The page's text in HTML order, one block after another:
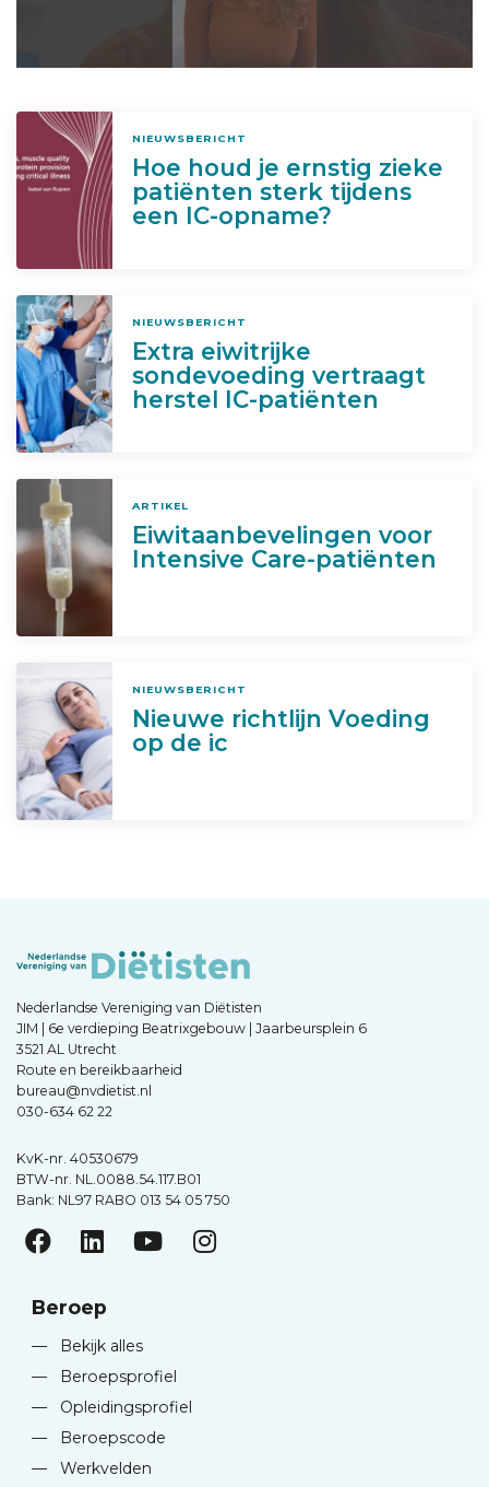
NIEUWSBERICHT
Hoe houd je ernstig zieke
patiënten sterk tijdens
een IC-opname?
NIEUWSBERICHT
Extra eiwitrijke
sondevoeding vertraagt
herstel IC-patiënten
ARTIKEL
Eiwitaanbevelingen voor
Intensive Care-patiënten
NIEUWSBERICHT
Nieuwe richtlijn Voeding
op de ic
Nederlandse Vereniging van Diëtisten
JIM | 6e verdieping Beatrixgebouw | Jaarbeursplein 6
3521 AL Utrecht
Route en bereikbaarheid
bureau@nvdietist.nl
030-634 62 22
KvK-nr. 40530679
BTW-nr. NL.0088.54.117.B01
Bank: NL97 RABO 013 54 05 750
Beroep
—
Bekijk alles
—
Beroepsprofiel
—
Opleidingsprofiel
—
Beroepscode
—
Werkvelden